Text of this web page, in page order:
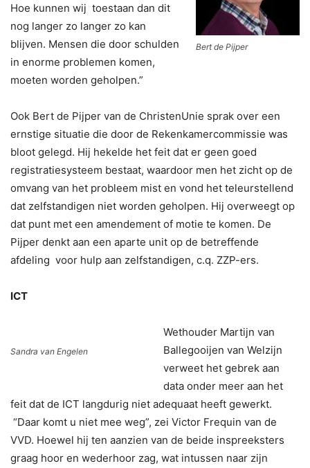
Bert de Pijper
Hoe kunnen wij toestaan dan dit
nog langer zo langer zo kan
blijven. Mensen die door schulden
in enorme problemen komen,
moeten worden geholpen.”
Ook Bert de Pijper van de ChristenUnie sprak over een
ernstige situatie die door de Rekenkamercommissie was
bloot gelegd. Hij hekelde het feit dat er geen goed
registratiesysteem bestaat, waardoor men het zicht op de
omvang van het probleem mist en vond het teleurstellend
dat zelfstandigen niet worden geholpen. Hij overweegt op
dat punt met een amendement of motie te komen. De
Pijper denkt aan een aparte unit op de betreffende
afdeling voor hulp aan zelfstandigen, c.q. ZZP-ers.
ICT
Sandra van Engelen
Wethouder Martijn van
Ballegooijen van Welzijn
verweet het gebrek aan
data onder meer aan het
feit dat de ICT langdurig niet adequaat heeft gewerkt.
“Daar komt u niet mee weg”, zei Victor Frequin van de
VVD. Hoewel hij ten aanzien van de beide inspreeksters
graag hoor en wederhoor zag, wat intussen naar zijn